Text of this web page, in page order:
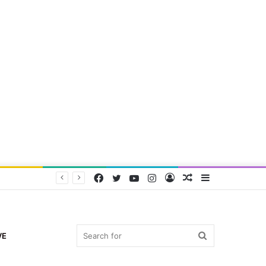
Random
Log
Instagram
YouTube
Twitter
Facebook